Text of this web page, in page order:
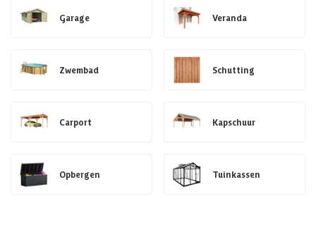
Garage Veranda
Zwembad Schutting
Carport Kapschuur
Opbergen Tuinkassen